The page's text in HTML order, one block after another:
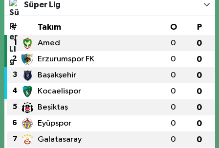
Süper Lig
# Takım O P
1 Amed 0 0
2 Erzurumspor FK 0 0
3 Başakşehir 0 0
4 Kocaelispor 0 0
5 Beşiktaş 0 0
6 Eyüpspor 0 0
7 Galatasaray 0 0